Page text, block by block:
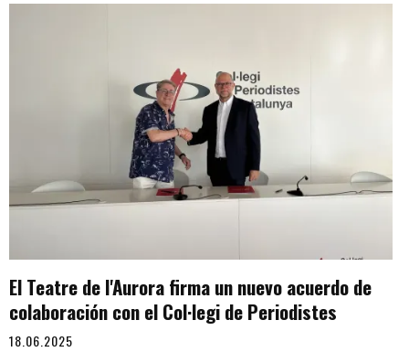
El Teatre de l'Aurora firma un nuevo acuerdo de
colaboración con el Col·legi de Periodistes
18.06.2025